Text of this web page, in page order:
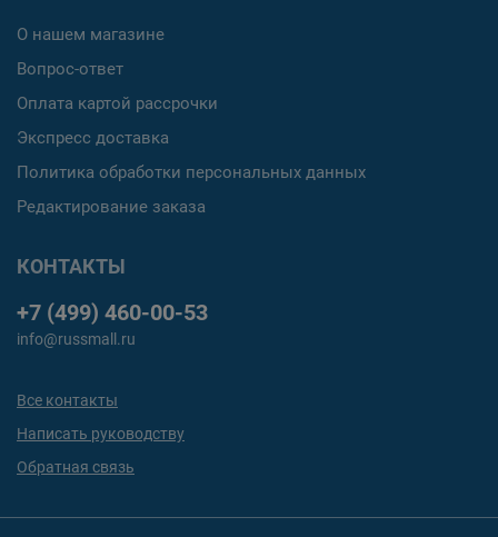
О нашем магазине
Вопрос-ответ
Оплата картой рассрочки
Экспресс доставка
Политика обработки персональных данных
Редактирование заказа
КОНТАКТЫ
+7 (499) 460-00-53
info@russmall.ru
Все контакты
Написать руководству
Обратная связь